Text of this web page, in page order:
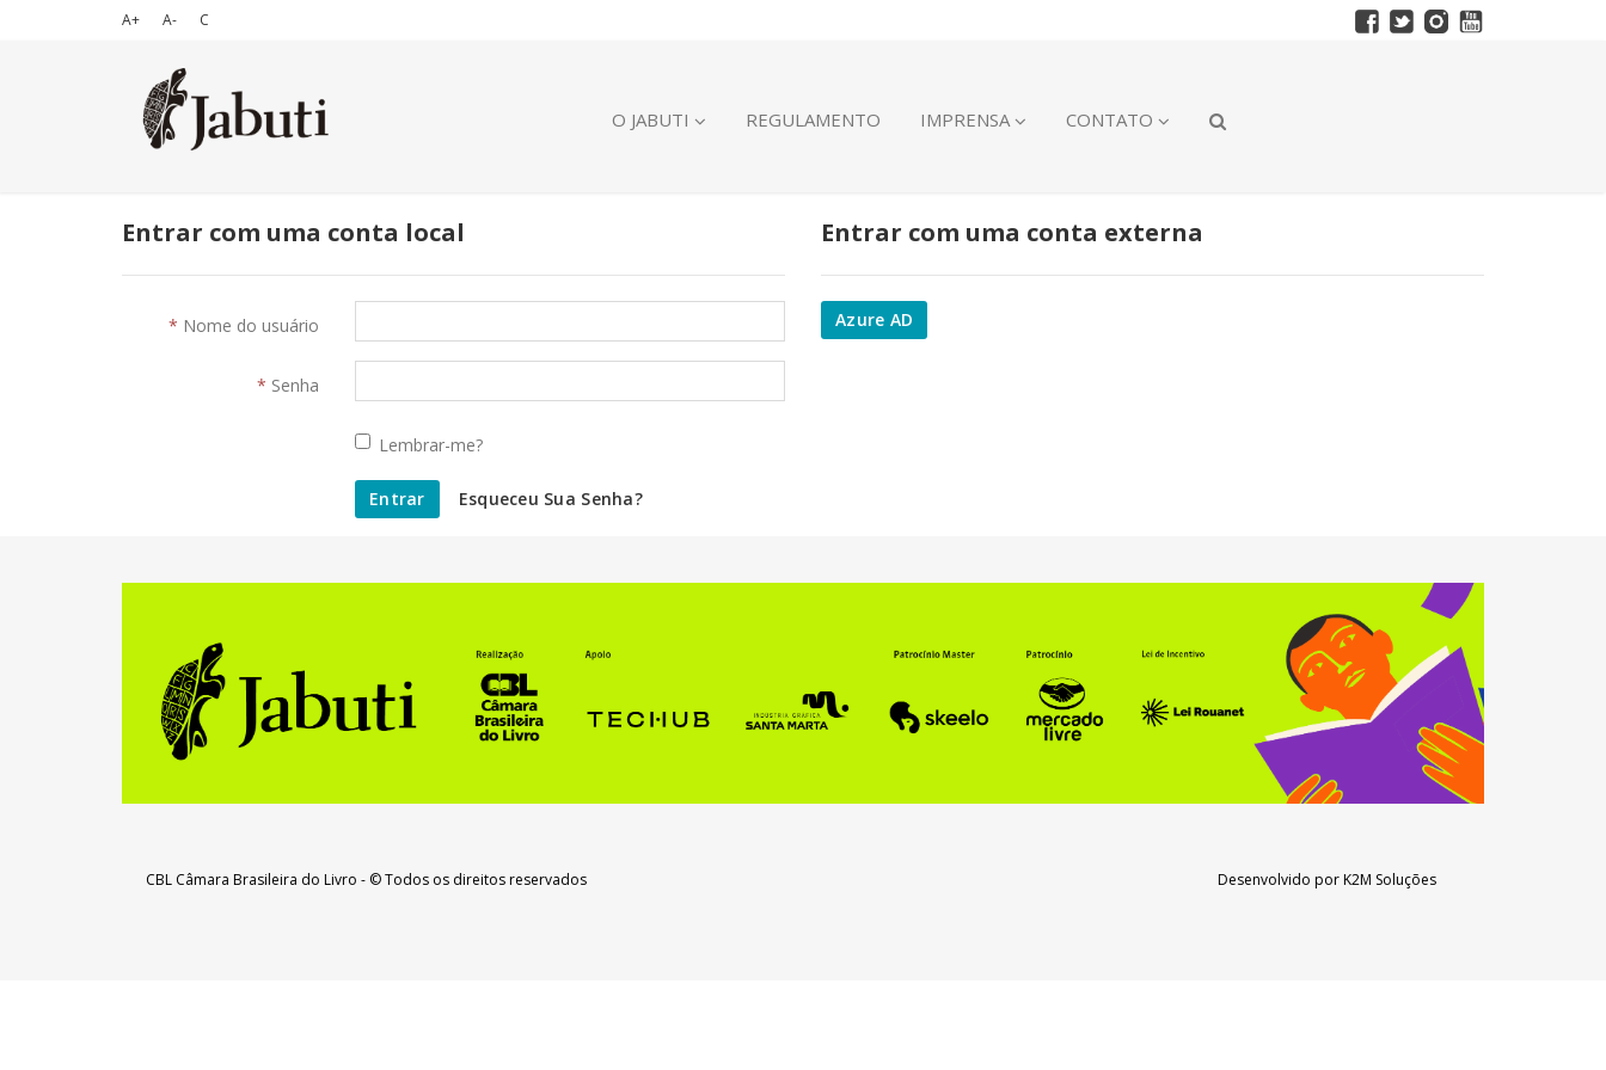
A+ A- C
O JABUTI REGULAMENTO IMPRENSA CONTATO
Entrar com uma conta local
Nome do usuário
Senha
Lembrar-me?
Entrar Esqueceu Sua Senha?
Entrar com uma conta externa
Azure AD
CBL Câmara Brasileira do Livro - © Todos os direitos reservados Desenvolvido porK2M Soluções